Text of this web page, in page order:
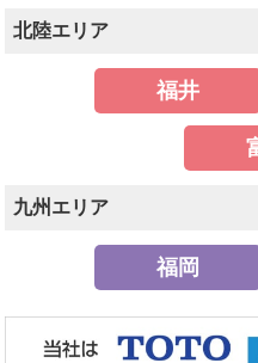
北陸エリア
福井
九州エリア
福岡